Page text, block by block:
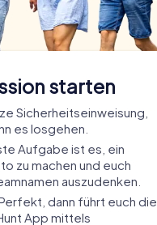
starten
Sicherheitseinweisung,
es losgehen.
Aufgabe ist es, ein
zu machen und euch
auszudenken.
dann führt euch die
App mittels